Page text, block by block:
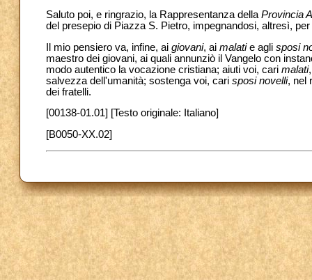
Saluto poi, e ringrazio, la Rappresentanza della Provincia
del presepio di Piazza S. Pietro, impegnandosi, altresì,
Il mio pensiero va, infine, ai giovani, ai malatie agli sposi
maestro dei giovani, ai quali annunziò il Vangelo con
modo autentico la vocazione cristiana; aiuti voi, cari malati
salvezza dell'umanità; sostenga voi, cari sposi novelli, nel
dei fratelli.
[00138-01.01] [Testo originale: Italiano]
[B0050-XX.02]